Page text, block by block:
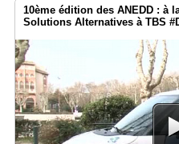
10ème édition des ANEDD : à
Solutions Alternatives à TBS